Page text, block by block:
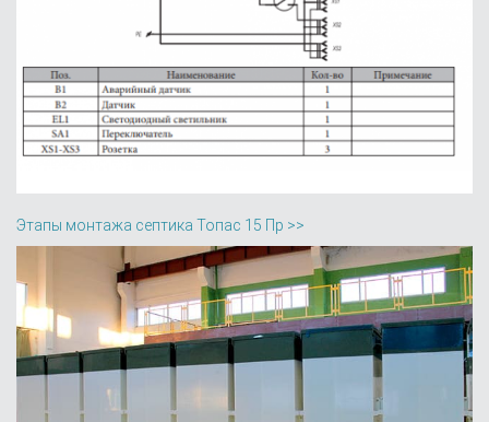
Этапы монтажа септика Топас 15 Пр >>